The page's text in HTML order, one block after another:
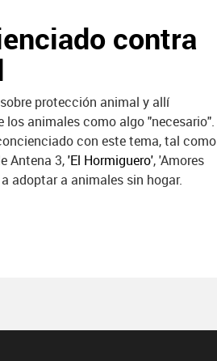
contra
protección animal y allí
animales como algo "necesario".
con este tema, tal como
Antena 3,'El Hormiguero', 'Amores
adoptar a animales sin hogar.